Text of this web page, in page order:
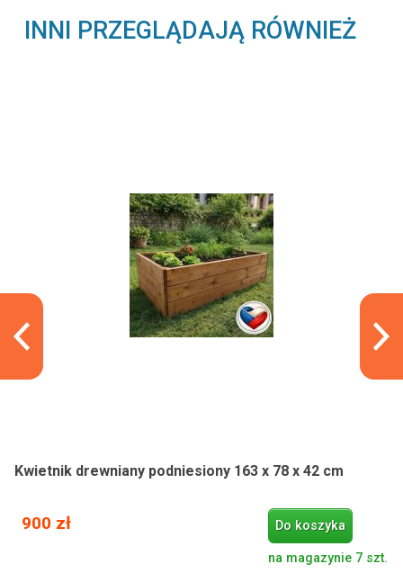
INNI PRZEGLĄDAJĄ RÓWNIEŻ
Kwietnik drewniany podniesiony 163 x 78 x 42 cm
900 zł Do koszyka
na magazynie 7 szt.